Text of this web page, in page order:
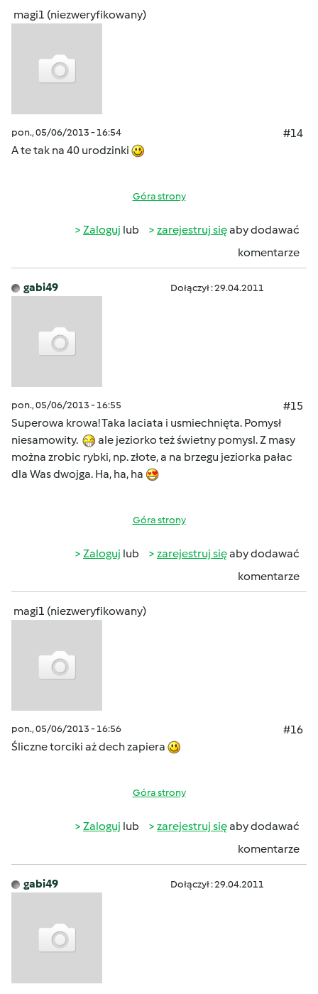
magi1 (niezweryfikowany)
pon., 05/06/2013 - 16:54
#14
A te tak na 40 urodzinki
Góra strony
Zaloguj lub zarejestruj sięaby dodawać
komentarze
gabi49 Dołączył : 29.04.2011
pon., 05/06/2013 - 16:55
#15
Superowa krowa! Taka laciata i usmiechnięta. Pomysł
niesamowity.
ale jeziorko też świetny pomysl. Z masy
można zrobic rybki, np. złote, a na brzegu jeziorka pałac
dla Was dwojga. Ha, ha, ha
Góra strony
Zaloguj lub zarejestruj sięaby dodawać
komentarze
magi1 (niezweryfikowany)
pon., 05/06/2013 - 16:56
#16
Śliczne torciki aż dech zapiera
Góra strony
Zaloguj lub zarejestruj sięaby dodawać
komentarze
gabi49 Dołączył : 29.04.2011